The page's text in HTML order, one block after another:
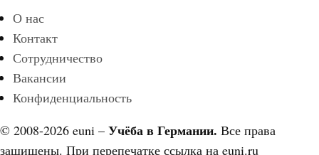
О нас
Контакт
Сотрудничество
Вакансии
Конфиденциальность
© 2008-2026 euni – Учёба в Германии. Все права
защищены. При перепечатке ссылка на euni.ru